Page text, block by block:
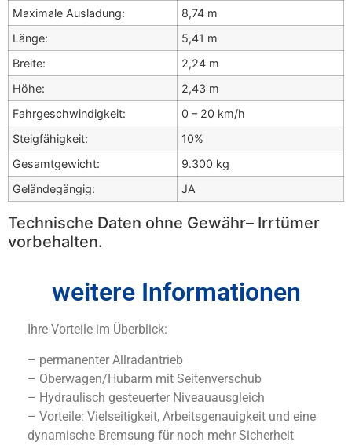
Maximale Ausladung:
8,74 m
Länge:
5,41 m
Breite:
2,24 m
Höhe:
2,43 m
Fahrgeschwindigkeit:
0 – 20 km/h
Steigfähigkeit:
10%
Gesamtgewicht:
9.300 kg
Geländegängig:
JA
Technische Daten ohne Gewähr– Irrtümer
vorbehalten.
weitere Informationen
Ihre Vorteile im Überblick:
– permanenter Allradantrieb
– Oberwagen/Hubarm mit Seitenverschub
– Hydraulisch gesteuerter Niveauausgleich
– Vorteile: Vielseitigkeit, Arbeitsgenauigkeit und eine
dynamische Bremsung für noch mehr Sicherheit